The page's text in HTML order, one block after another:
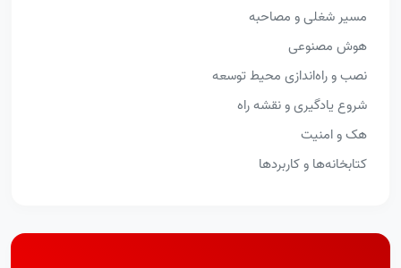
مسیر شغلی و مصاحبه
هوش مصنوعی
نصب و راه‌اندازی محیط توسعه
شروع یادگیری و نقشه راه
هک و امنیت
کتابخانه‌ها و کاربردها